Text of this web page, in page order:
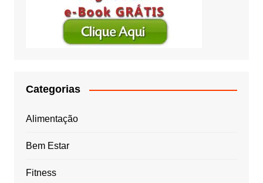
Categorias
Alimentação
Bem Estar
Fitness